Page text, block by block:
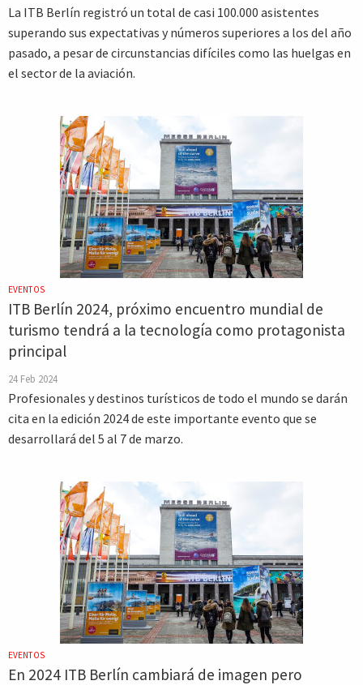
La ITB Berlín registró un total de casi 100.000 asistentes
superando sus expectativas y números superiores a los del año
pasado, a pesar de circunstancias difíciles como las huelgas en
el sector de la aviación.
EVENTOS
ITB Berlín 2024, próximo encuentro mundial de
turismo tendrá a la tecnología como protagonista
principal
24 Feb 2024
Profesionales y destinos turísticos de todo el mundo se darán
cita en la edición 2024 de este importante evento que se
desarrollará del 5 al 7 de marzo.
EVENTOS
En 2024 ITB Berlín cambiará de imagen pero